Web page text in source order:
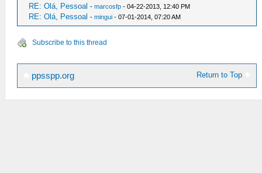
RE: Olá, Pessoal -marcosfp - 04-22-2013, 12:40 PM
RE: Olá, Pessoal -mingui - 07-01-2014, 07:20 AM
Subscribe to this thread
Return to Top
ppsspp.org